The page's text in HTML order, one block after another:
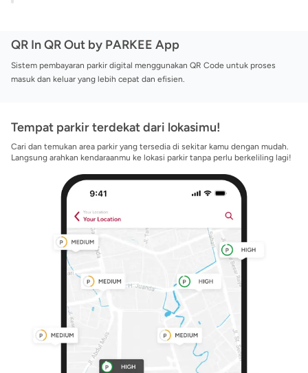
QR In QR Out by PARKEE App
Sistem pembayaran parkir digital menggunakan QR Code untuk proses
masuk dan keluar yang lebih cepat dan efisien.
Tempat parkir terdekat dari lokasimu!
Cari dan temukan area parkir yang tersedia di sekitar kamu dengan mudah.
Langsung arahkan kendaraanmu ke lokasi parkir tanpa perlu berkeliling lagi!